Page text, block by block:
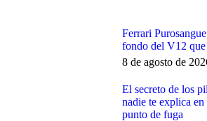
Ferrari
fondo del V12
8 de agosto de
El secreto de los
nadie te explica
punto de fuga